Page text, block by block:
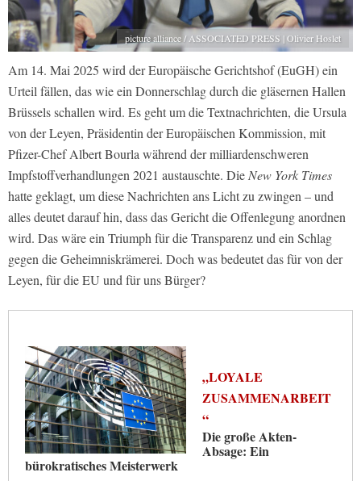
picture alliance / ASSOCIATED PRESS | Olivier Hoslet
Am 14. Mai 2025 wird der Europäische Gerichtshof (EuGH) ein
Urteil fällen, das wie ein Donnerschlag durch die gläsernen Hallen
Brüssels schallen wird. Es geht um die Textnachrichten, die Ursula
von der Leyen, Präsidentin der Europäischen Kommission, mit
Pfizer-Chef Albert Bourla während der milliardenschweren
Impfstoffverhandlungen 2021 austauschte. Die New York Times
hatte geklagt, um diese Nachrichten ans Licht zu zwingen – und
alles deutet darauf hin, dass das Gericht die Offenlegung anordnen
wird. Das wäre ein Triumph für die Transparenz und ein Schlag
gegen die Geheimniskrämerei. Doch was bedeutet das für von der
Leyen, für die EU und für uns Bürger?
„LOYALE
ZUSAMMENARBEIT
“
Die große Akten-
Absage: Ein
bürokratisches Meisterwerk